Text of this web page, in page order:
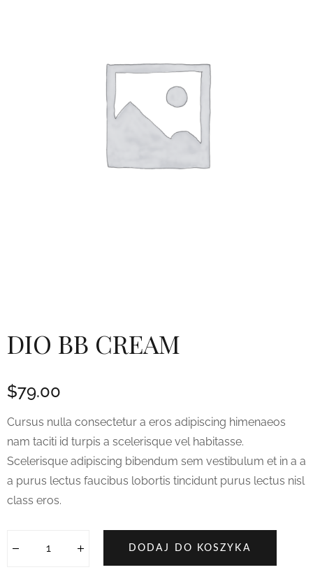
DIO BB CREAM
$79.00
Cursus nulla consectetur a eros adipiscing himenaeos
nam taciti id turpis a scelerisque vel habitasse.
Scelerisque adipiscing bibendum sem vestibulum et in a a
a purus lectus faucibus lobortis tincidunt purus lectus nisl
class eros.
DODAJ DO KOSZYKA